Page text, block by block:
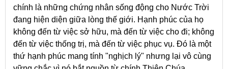
chính là những chứng nhân sống động cho Nước Trời
đang hiện diện giữa lòng thế giới. Hạnh phúc của họ
không đến từ việc sở hữu, mà đến từ việc cho đi; không
đến từ việc thống trị, mà đến từ việc phục vụ. Đó là một
thứ hạnh phúc mang tính "nghịch lý" nhưng lại vô cùng